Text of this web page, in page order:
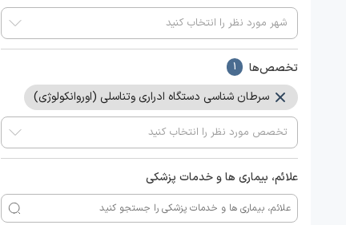
تخصص‌ها 1
سرطان شناسی دستگاه ادراری وتناسلی (اوروانکولوژی)
علائم، بیماری ها و خدمات پزشکی